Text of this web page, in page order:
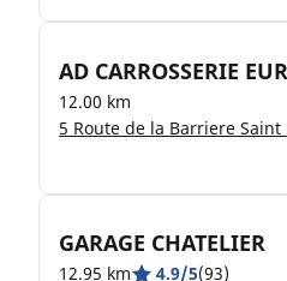
AD CARROSSERIE
12.00 km
GARAGE CHATELIER
12.95 km 4.9/5(93)